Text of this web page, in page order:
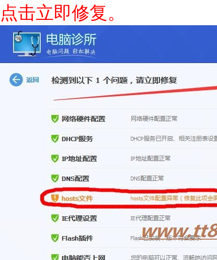
点击立即修复。